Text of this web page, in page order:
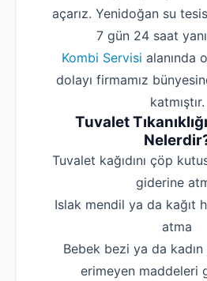
açarız. Yenidoğan su
7 gün 24 saat
Kombi Servisi alanında
dolayı firmamız
katmıştır.
Tuvalet
‌Tuvalet kağıdını çöp
giderine
‌Islak mendil ya da kağıt
atma
‌Bebek bezi ya da
erimeyen maddeleri